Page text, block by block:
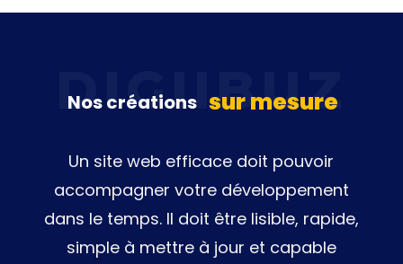
Nos créations sur mesure
Un site web efficace doit pouvoir
accompagner votre développement
dans le temps. Il doit être lisible, rapide,
simple à mettre à jour et capable